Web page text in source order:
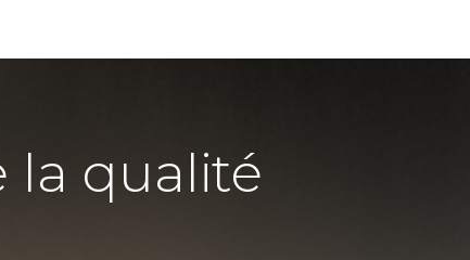
la qualité